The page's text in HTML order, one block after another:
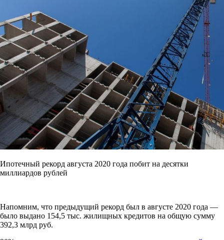
Ипотечный рекорд августа 2020 года побит на десятки
миллиардов рублей
Напомним, что предыдущий рекорд был в августе 2020 года —
было выдано 154,5 тыс. жилищных кредитов на общую сумму
392,3 млрд руб.